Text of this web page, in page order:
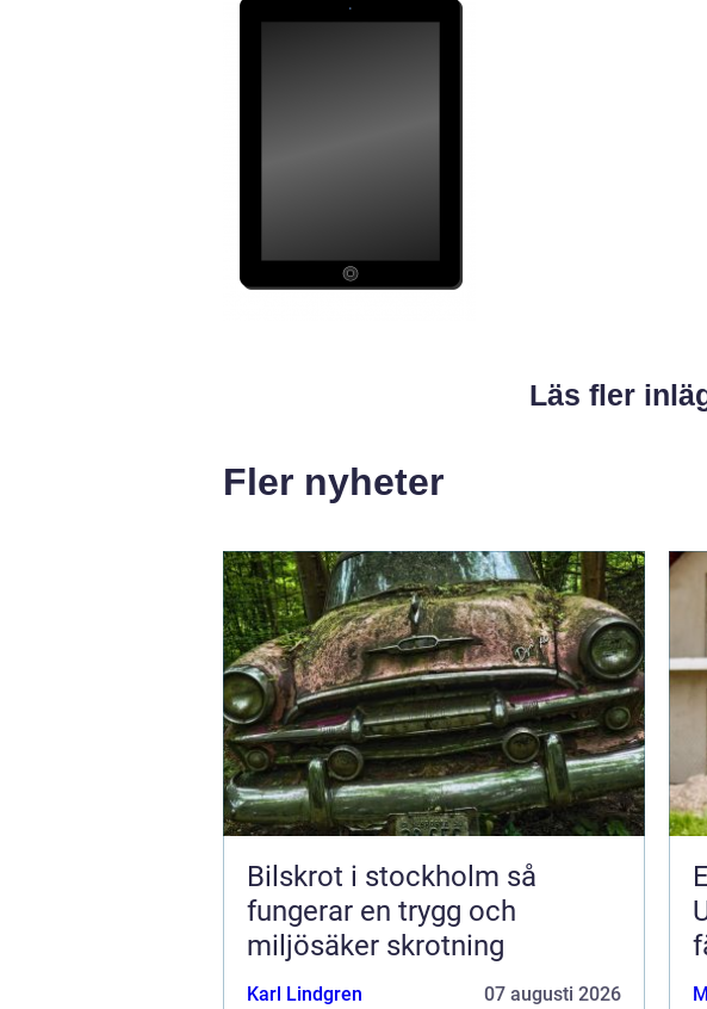
Läs fler
Fler nyheter
Bilskrot i stockholm så
fungerar en trygg och
miljösäker skrotning
Karl Lindgren 07 augusti 2026